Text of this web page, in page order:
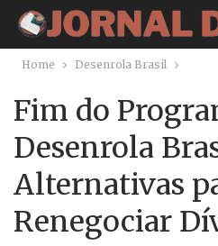
Home Desenrola Brasil
Fim do
Desenrola
Alternativas
Renegociar